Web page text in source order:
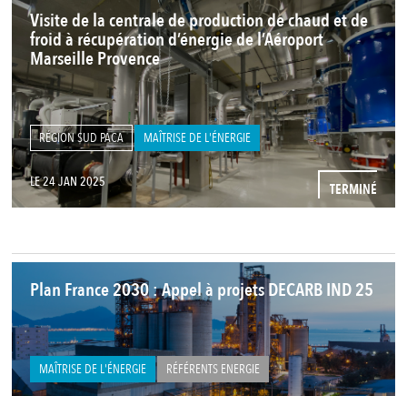
Visite de la centrale de production de chaud et de
froid à récupération d’énergie de l’Aéroport
Marseille Provence
RÉGION SUD PACA MAÎTRISE DE L'ÉNERGIE
LE 24 JAN 2025 TERMINÉ
Plan France 2030 : Appel à projets DECARB IND 25
MAÎTRISE DE L'ÉNERGIE RÉFÉRENTS ENERGIE